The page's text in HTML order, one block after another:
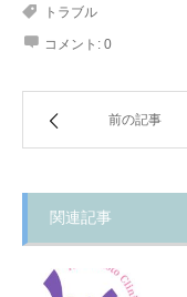
トラブル
コメント: 0
前の記事
関連記事